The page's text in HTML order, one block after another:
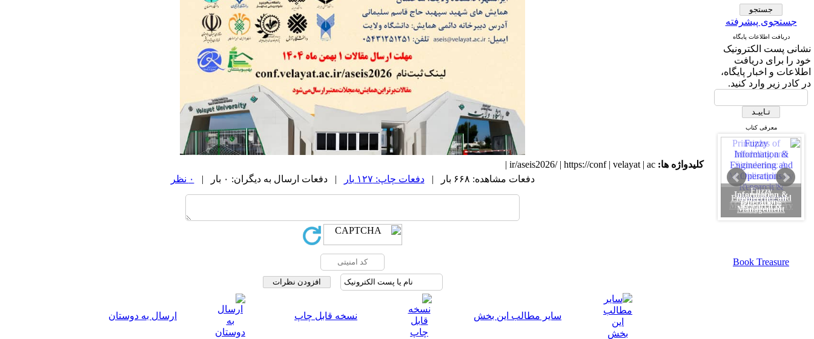
جستجوی پیشرفته
دریافت اطلاعات پایگاه
نشانی پست الکترونیک
خود را برای دریافت
اطلاعات و اخبار پایگاه،
در کادر زیر وارد کنید.
معرفی کتاب
Fuzzy
Information &
Engineering and
Operations
Research &
Management
Book Treasure
کلیدواژه ها:
دفعات مشاهده: ۶۶۸ بار |
دفعات چاپ: ۱۲۷ بار | دفعات ارسال به دیگران: ۰ بار | ۰ نظر
سایر مطالب این بخش نسخه قابل چاپ ارسال به دوستان